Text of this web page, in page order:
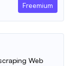
Freemium
Web